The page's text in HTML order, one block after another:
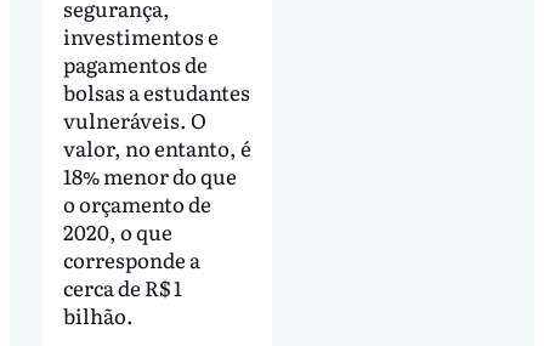
segurança,
investimentos e
pagamentos de
bolsas a estudantes
vulneráveis. O
valor, no entanto, é
18% menor do que
o orçamento de
2020, o que
corresponde a
cerca de R$ 1
bilhão.